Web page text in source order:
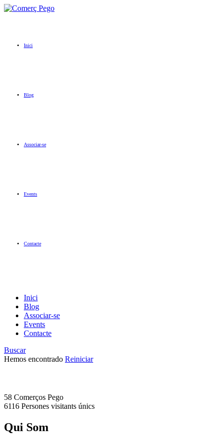
Inici
Blog
Associar-se
Events
Contacte
Inici
Blog
Associar-se
Events
Contacte
Buscar
Hemos encontrado Reiniciar
58 Comerços Pego
6116 Persones visitants únics
Qui Som